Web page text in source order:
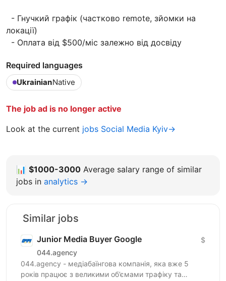
- Гнучкий графік (частково remote, зйомки на
локації)
- Оплата від $500/міс залежно від досвіду
Required languages
UkrainianNative
The job ad is no longer active
Look at the current jobs Social Media Kyiv→
📊 $1000-3000 Average salary range of similar
jobs in analytics →
Similar jobs
Junior Media Buyer Google
044.agency
$
044.agency - медіабаїнгова компанія, яка вже 5
років працює з великими об’ємами трафіку та